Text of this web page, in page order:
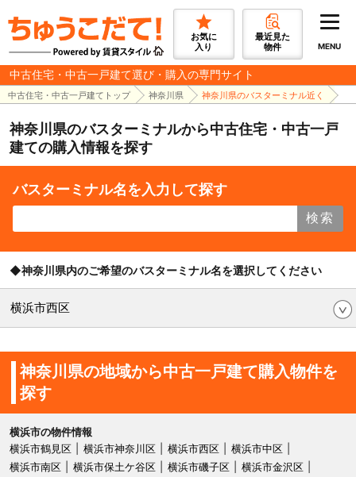
お気に
入り
最近見た
物件
MENU
中古住宅・中古一戸建て選び・購入の専門サイト
中古住宅・中古一戸建てトップ 神奈川県 神奈川県のバスターミナル近く
神奈川県のバスターミナルから中古住宅・中古一戸
建ての購入情報を探す
バスターミナル名を入力して探す
検索
◆神奈川県内のご希望のバスターミナル名を選択してください
横浜市西区
神奈川県の地域から中古一戸建て購入物件を
探す
横浜市の物件情報
横浜市鶴見区
横浜市神奈川区 横浜市西区
横浜市中区
横浜市南区
横浜市保土ケ谷区 横浜市磯子区
横浜市金沢区